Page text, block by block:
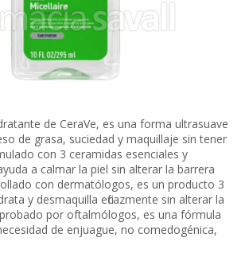
de CeraVe, es una forma ultrasuave
de grasa, suciedad y maquillaje sin tener
con 3 ceramidas esenciales y
a calmar la piel sin alterar la barrera
con dermatólogos, es un producto 3
y desmaquilla eficazmente sin alterar la
por oftalmólogos, es una fórmula
de enjuague, no comedogénica,